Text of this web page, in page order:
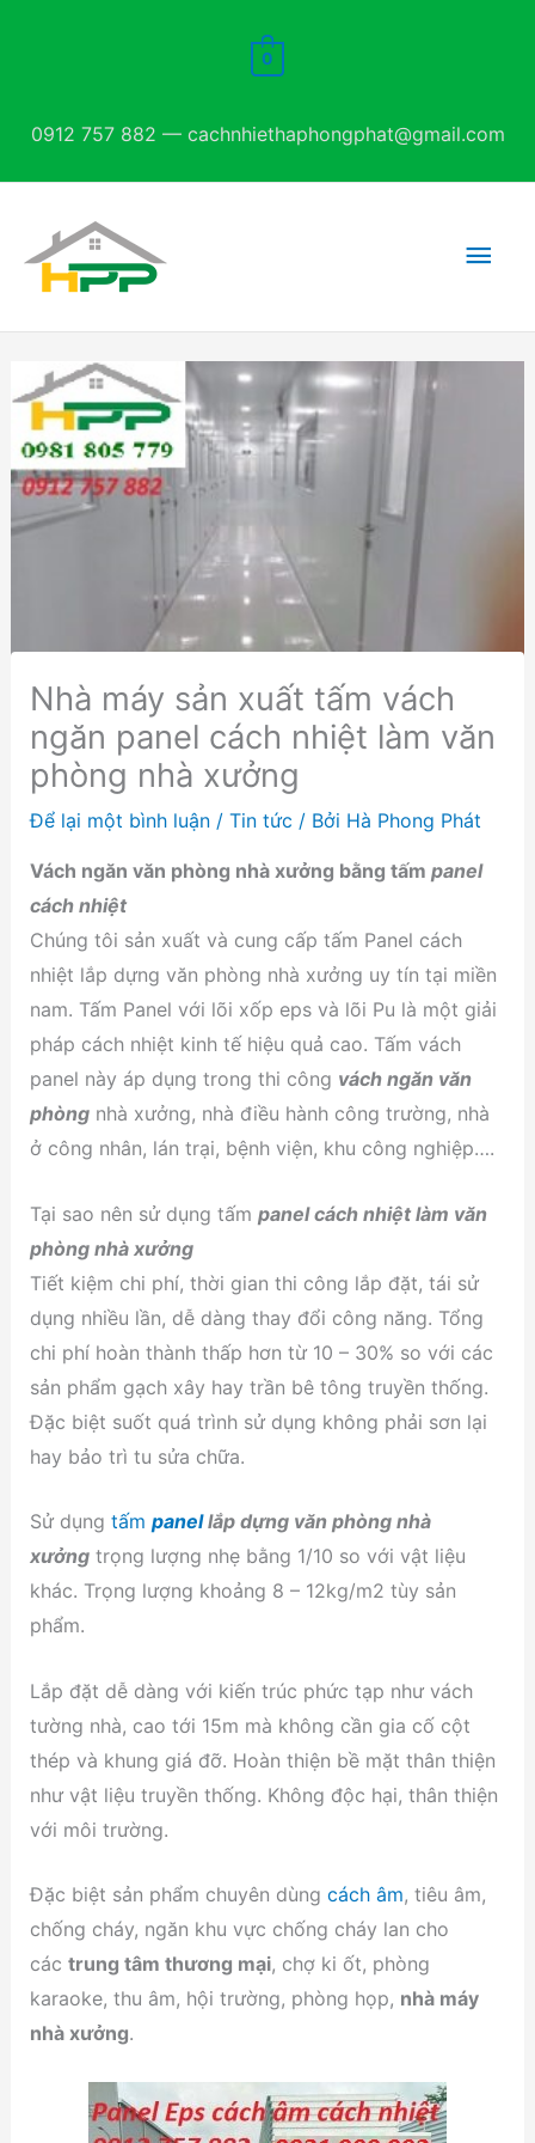
0912 757 882 — cachnhiethaphongphat@gmail.com
0
Nhà máy sản xuất tấm vách
ngăn panel cách nhiệt làm văn
phòng nhà xưởng
Để lại một bình luận / Tin tức / Bởi Hà Phong Phát
Vách ngăn văn phòng nhà xưởng bằng tấm panel
cách nhiệt
Chúng tôi sản xuất và cung cấp tấm Panel cách
nhiệt lắp dựng văn phòng nhà xưởng uy tín tại miền
nam. Tấm Panel với lõi xốp eps và lõi Pu là một giải
pháp cách nhiệt kinh tế hiệu quả cao. Tấm vách
panel này áp dụng trong thi công vách ngăn văn
phòngnhà xưởng, nhà điều hành công trường, nhà
ở công nhân, lán trại, bệnh viện, khu công nghiệp….
Tại sao nên sử dụng tấm panel cách nhiệt làm văn
phòng nhà xưởng
Tiết kiệm chi phí, thời gian thi công lắp đặt, tái sử
dụng nhiều lần, dễ dàng thay đổi công năng. Tổng
chi phí hoàn thành thấp hơn từ 10 – 30% so với các
sản phẩm gạch xây hay trần bê tông truyền thống.
Đặc biệt suốt quá trình sử dụng không phải sơn lại
hay bảo trì tu sửa chữa.
Sử dụng tấm panellắp dựng văn phòng nhà
xưởngtrọng lượng nhẹ bằng 1/10 so với vật liệu
khác. Trọng lượng khoảng 8 – 12kg/m2 tùy sản
phẩm.
Lắp đặt dễ dàng với kiến trúc phức tạp như vách
tường nhà, cao tới 15m mà không cần gia cố cột
thép và khung giá đỡ. Hoàn thiện bề mặt thân thiện
như vật liệu truyền thống. Không độc hại, thân thiện
với môi trường.
Đặc biệt sản phẩm chuyên dùng cách âm, tiêu âm,
chống cháy, ngăn khu vực chống cháy lan cho
các trung tâm thương mại, chợ ki ốt, phòng
karaoke, thu âm, hội trường, phòng họp, nhà máy
nhà xưởng.